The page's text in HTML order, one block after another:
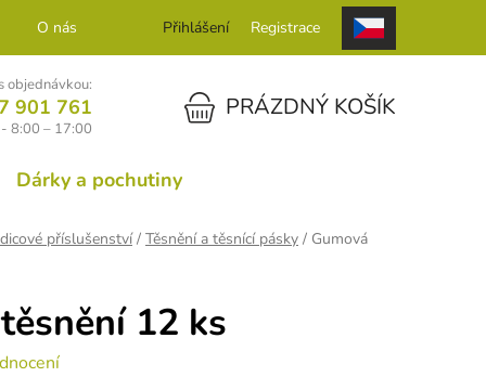
O nás KontaktPřihlášení Registrace
objednávkou:
901 761
8:00 – 17:00
NÁKUPNÍ KOŠÍKPRÁZDNÝ KOŠÍK
Dárky a pochutiny
příslušenství / Těsnění a těsnící pásky / Gumová
12 ks